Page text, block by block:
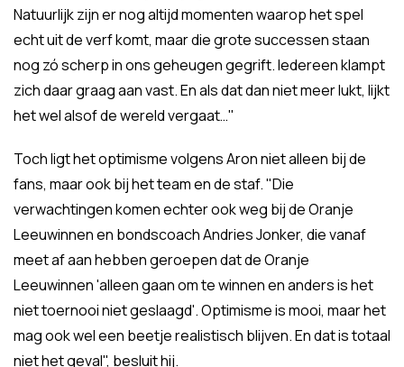
Natuurlijk zijn er nog altijd momenten waarop het spel
echt uit de verf komt, maar die grote successen staan
nog zó scherp in ons geheugen gegrift. Iedereen klampt
zich daar graag aan vast. En als dat dan niet meer lukt, lijkt
het wel alsof de wereld vergaat…"
Toch ligt het optimisme volgens Aron niet alleen bij de
fans, maar ook bij het team en de staf. "Die
verwachtingen komen echter ook weg bij de Oranje
Leeuwinnen en bondscoach Andries Jonker, die vanaf
meet af aan hebben geroepen dat de Oranje
Leeuwinnen 'alleen gaan om te winnen en anders is het
niet toernooi niet geslaagd'. Optimisme is mooi, maar het
mag ook wel een beetje realistisch blijven. En dat is totaal
niet het geval", besluit hij.